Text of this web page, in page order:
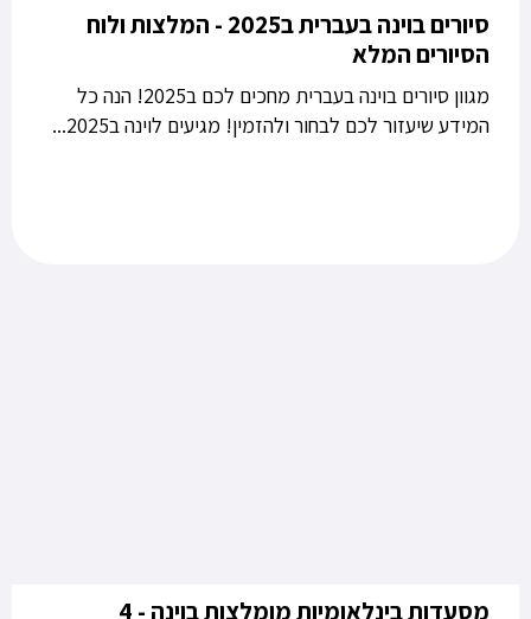
סיורים בוינה בעברית ב2025 - המלצות ולוח
הסיורים המלא
מגוון סיורים בוינה בעברית מחכים לכם ב2025! הנה כל
המידע שיעזור לכם לבחור ולהזמין! מגיעים לוינה ב2025...
מסעדות בינלאומיות מומלצות בוינה - 4